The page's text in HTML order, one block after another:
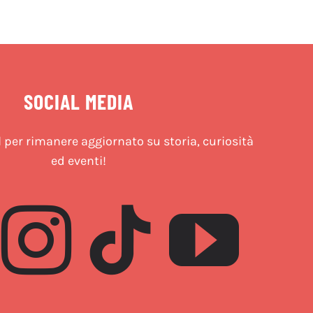
SOCIAL MEDIA
per rimanere aggiornato su storia, curiosità
ed eventi!